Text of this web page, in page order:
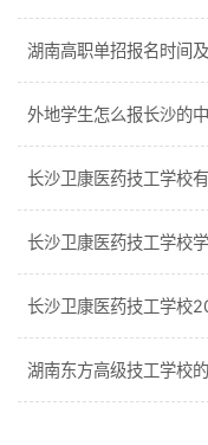
湖南高职单招报名时间
外地学生怎么报长沙的
长沙卫康医药技工学校
长沙卫康医药技工学校
长沙卫康医药技工学校
湖南东方高级技工学校